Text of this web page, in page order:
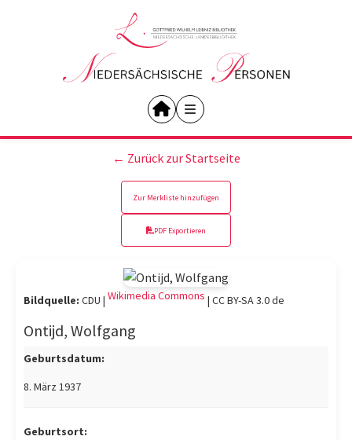
← Zurück zur Startseite
Zur Merkliste hinzufügen
PDF Exportieren
Ontijd, Wolfgang
Geburtsdatum:
8. März 1937
Geburtsort:
Bildquelle: CDU | Wikimedia Commons | CC BY-SA 3.0 de